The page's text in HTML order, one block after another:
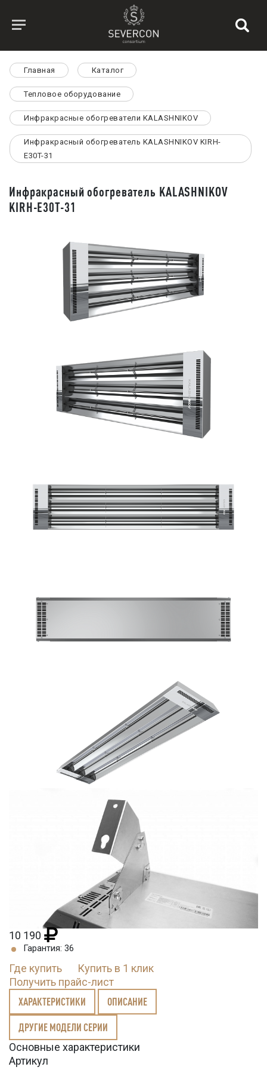
Главная Каталог
Тепловое оборудование
Инфракрасные обогреватели KALASHNIKOV
Инфракрасный обогреватель KALASHNIKOV KIRH-
E30T-31
Инфракрасный обогреватель KALASHNIKOV
KIRH-E30T-31
10 190
Гарантия: 36
Где купить
Купить в 1 клик
Получить прайс-лист
ХАРАКТЕРИСТИКИ ОПИСАНИЕ
ДРУГИЕ МОДЕЛИ СЕРИИ
Основные характеристики
Артикул